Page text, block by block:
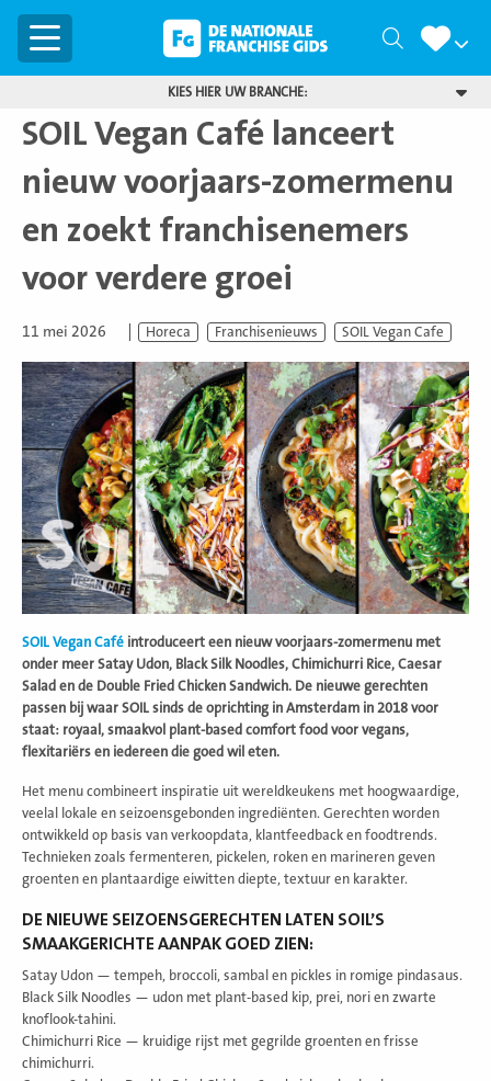
Menu Zoeken
KIES HIER UW BRANCHE:
SOIL Vegan Café lanceert
nieuw voorjaars-zomermenu
en zoekt franchisenemers
voor verdere groei
11 mei 2026 Horeca Franchisenieuws SOIL Vegan Cafe
SOIL Vegan Café introduceert een nieuw voorjaars-zomermenu met
onder meer Satay Udon, Black Silk Noodles, Chimichurri Rice, Caesar
Salad en de Double Fried Chicken Sandwich. De nieuwe gerechten
passen bij waar SOIL sinds de oprichting in Amsterdam in 2018 voor
staat: royaal, smaakvol plant-based comfort food voor vegans,
flexitariërs en iedereen die goed wil eten.
Het menu combineert inspiratie uit wereldkeukens met hoogwaardige,
veelal lokale en seizoensgebonden ingrediënten. Gerechten worden
ontwikkeld op basis van verkoopdata, klantfeedback en foodtrends.
Technieken zoals fermenteren, pickelen, roken en marineren geven
groenten en plantaardige eiwitten diepte, textuur en karakter.
DE NIEUWE SEIZOENSGERECHTEN LATEN SOIL’S
SMAAKGERICHTE AANPAK GOED ZIEN:
Satay Udon — tempeh, broccoli, sambal en pickles in romige pindasaus.
Black Silk Noodles — udon met plant-based kip, prei, nori en zwarte
knoflook-tahini.
Chimichurri Rice — kruidige rijst met gegrilde groenten en frisse
chimichurri.